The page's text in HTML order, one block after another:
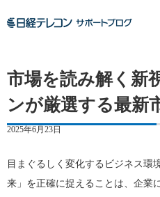
市場を読み解く新
ンが厳選する最新
2025年6月23日
目まぐるしく変化するビジネス環
来」を正確に捉えることは、企業